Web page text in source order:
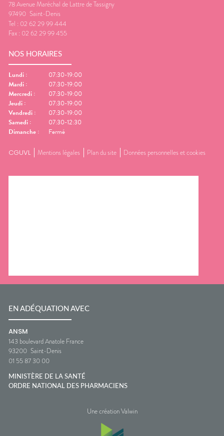
78 Avenue Maréchal de Lattre de Tassigny
97490 Saint-Denis
Tel : 02 62 29 99 444
Fax : 02 62 29 99 455
NOS HORAIRES
Lundi :
07:30-19:00
Mardi :
07:30-19:00
Mercredi :
07:30-19:00
Jeudi :
07:30-19:00
Vendredi :
07:30-19:00
Samedi :
07:30-12:30
Dimanche : Fermé
CGUVL Mentions légales Plan du site Données personnelles et cookies
EN ADÉQUATION AVEC
ANSM
143 boulevard Anatole France
93200 Saint-Denis
01 55 87 30 00
MINISTÈRE DE LA SANTÉ
ORDRE NATIONAL DES PHARMACIENS
Une création Valwin